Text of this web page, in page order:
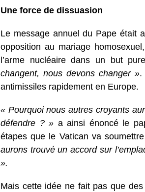
Une force de dissuasion
Le message annuel du Pape était
opposition au mariage
l’arme nucléaire dans un but
changent, nous devons changer ».
antimissiles rapidement en Europe.
« Pourquoi nous autres croyants
défendre ? » a ainsi énoncé le
étapes que le Vatican va
aurons trouvé un accord sur
».
Mais cette idée ne fait pas que